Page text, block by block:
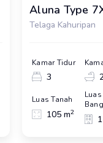
Aluna Type
Telaga Kahuripan
Kamar Tidur
3
Luas Tanah
105 m2
Luas